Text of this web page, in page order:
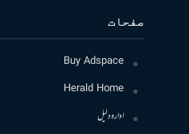
صفحات
Buy Adspace
Herald Home
ادارہ دلیل